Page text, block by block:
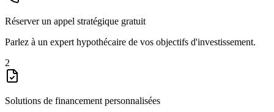
Réserver un appel stratégique gratuit
Parlez à un expert hypothécaire de vos objectifs d'investissement.
2
Solutions de financement personnalisées